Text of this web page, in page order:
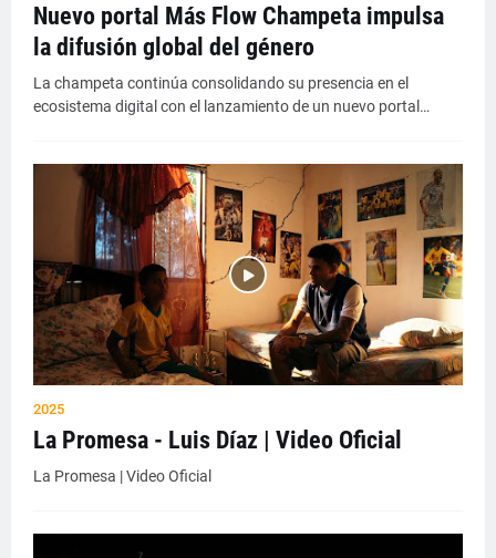
Nuevo portal Más Flow Champeta impulsa
la difusión global del género
La champeta continúa consolidando su presencia en el
ecosistema digital con el lanzamiento de un nuevo portal…
2025
La Promesa - Luis Díaz | Video Oficial
La Promesa | Video Oficial